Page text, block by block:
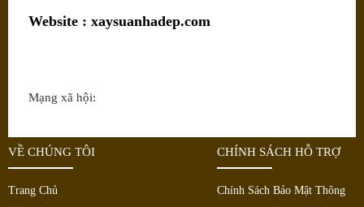
Website : xaysuanhadep.com
Mạng xã hội:
VỀ CHÚNG TÔI
Trang Chủ
CHÍNH SÁCH HỖ TRỢ
Chính Sách Bảo Mật Thông